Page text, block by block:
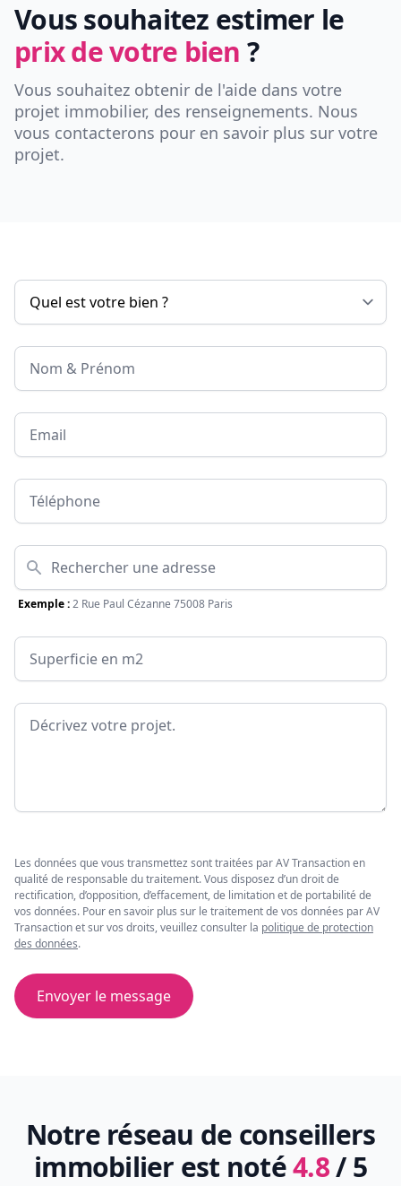
Vous souhaitez estimer le
prix de votre bien ?
Vous souhaitez obtenir de l'aide dans votre
projet immobilier, des renseignements. Nous
vous contacterons pour en savoir plus sur votre
projet.
Nom & Prénom
Email
Téléphone
Adresse
Exemple :2 Rue Paul Cézanne 75008 Paris
Surface
Message
Les données que vous transmettez sont traitées par AV Transaction en
qualité de responsable du traitement. Vous disposez d’un droit de
rectification, d’opposition, d’effacement, de limitation et de portabilité de
vos données. Pour en savoir plus sur le traitement de vos données par AV
Transaction et sur vos droits, veuillez consulter la politique de protection
des données.
Envoyer le message
Notre réseau de conseillers
immobilier est noté4.8/ 5